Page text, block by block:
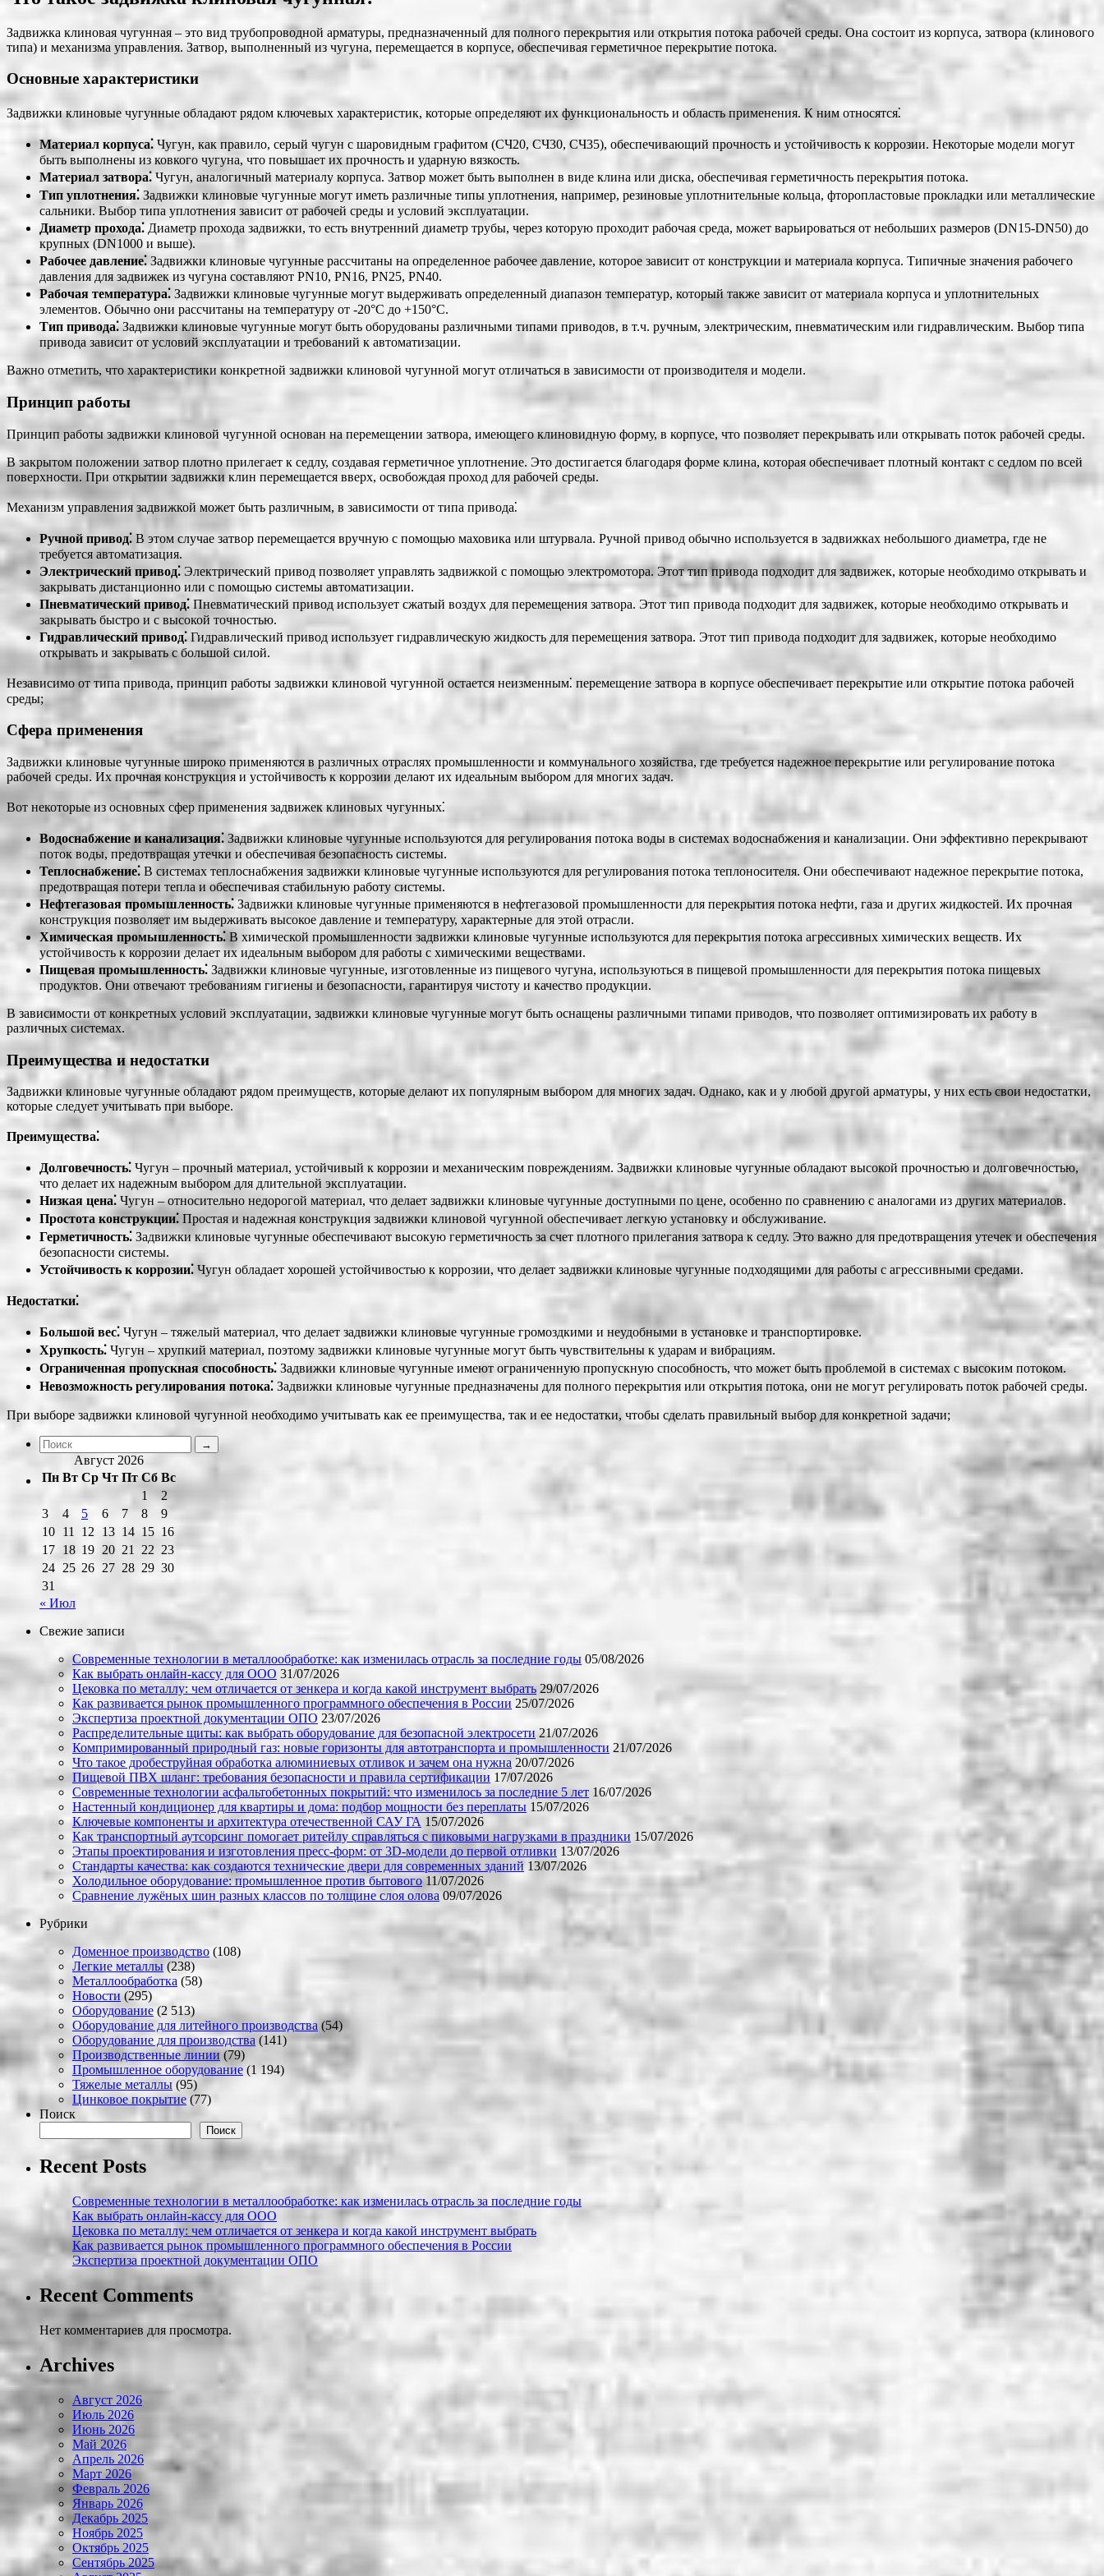
Задвижка клиновая чугунная – это вид трубопроводной арматуры, предназначенный для полного перекрытия или открытия потока рабочей среды. Она состоит из корпуса, затвора (клинового
типа) и механизма управления. Затвор, выполненный из чугуна, перемещается в корпусе, обеспечивая герметичное перекрытие потока.
Основные характеристики
Задвижки клиновые чугунные обладают рядом ключевых характеристик, которые определяют их функциональность и область применения. К ним относятся⁚
Материал корпуса⁚ Чугун, как правило, серый чугун с шаровидным графитом (СЧ20, СЧ30, СЧ35), обеспечивающий прочность и устойчивость к коррозии. Некоторые модели могут
быть выполнены из ковкого чугуна, что повышает их прочность и ударную вязкость.
Материал затвора⁚ Чугун, аналогичный материалу корпуса. Затвор может быть выполнен в виде клина или диска, обеспечивая герметичность перекрытия потока.
Тип уплотнения⁚ Задвижки клиновые чугунные могут иметь различные типы уплотнения, например, резиновые уплотнительные кольца, фторопластовые прокладки или металлические
сальники. Выбор типа уплотнения зависит от рабочей среды и условий эксплуатации.
Диаметр прохода⁚ Диаметр прохода задвижки, то есть внутренний диаметр трубы, через которую проходит рабочая среда, может варьироваться от небольших размеров (DN15-DN50) до
крупных (DN1000 и выше).
Рабочее давление⁚ Задвижки клиновые чугунные рассчитаны на определенное рабочее давление, которое зависит от конструкции и материала корпуса. Типичные значения рабочего
давления для задвижек из чугуна составляют PN10, PN16, PN25, PN40.
Рабочая температура⁚ Задвижки клиновые чугунные могут выдерживать определенный диапазон температур, который также зависит от материала корпуса и уплотнительных
элементов. Обычно они рассчитаны на температуру от -20°C до +150°C.
Тип привода⁚Задвижки клиновые чугунные могут быть оборудованы различными типами приводов, в т.ч. ручным, электрическим, пневматическим или гидравлическим. Выбор типа
привода зависит от условий эксплуатации и требований к автоматизации.
Важно отметить, что характеристики конкретной задвижки клиновой чугунной могут отличаться в зависимости от производителя и модели.
Принцип работы
Принцип работы задвижки клиновой чугунной основан на перемещении затвора, имеющего клиновидную форму, в корпусе, что позволяет перекрывать или открывать поток рабочей среды.
В закрытом положении затвор плотно прилегает к седлу, создавая герметичное уплотнение. Это достигается благодаря форме клина, которая обеспечивает плотный контакт с седлом по всей
поверхности. При открытии задвижки клин перемещается вверх, освобождая проход для рабочей среды.
Механизм управления задвижкой может быть различным, в зависимости от типа привода⁚
Ручной привод⁚ В этом случае затвор перемещается вручную с помощью маховика или штурвала. Ручной привод обычно используется в задвижках небольшого диаметра, где не
требуется автоматизация.
Электрический привод⁚ Электрический привод позволяет управлять задвижкой с помощью электромотора. Этот тип привода подходит для задвижек, которые необходимо открывать и
закрывать дистанционно или с помощью системы автоматизации.
Пневматический привод⁚ Пневматический привод использует сжатый воздух для перемещения затвора. Этот тип привода подходит для задвижек, которые необходимо открывать и
закрывать быстро и с высокой точностью.
Гидравлический привод⁚ Гидравлический привод использует гидравлическую жидкость для перемещения затвора. Этот тип привода подходит для задвижек, которые необходимо
открывать и закрывать с большой силой.
Независимо от типа привода, принцип работы задвижки клиновой чугунной остается неизменным⁚ перемещение затвора в корпусе обеспечивает перекрытие или открытие потока рабочей
среды;
Сфера применения
Задвижки клиновые чугунные широко применяются в различных отраслях промышленности и коммунального хозяйства, где требуется надежное перекрытие или регулирование потока
рабочей среды. Их прочная конструкция и устойчивость к коррозии делают их идеальным выбором для многих задач.
Вот некоторые из основных сфер применения задвижек клиновых чугунных⁚
Водоснабжение и канализация⁚ Задвижки клиновые чугунные используются для регулирования потока воды в системах водоснабжения и канализации. Они эффективно перекрывают
поток воды, предотвращая утечки и обеспечивая безопасность системы.
Теплоснабжение⁚ В системах теплоснабжения задвижки клиновые чугунные используются для регулирования потока теплоносителя. Они обеспечивают надежное перекрытие потока,
предотвращая потери тепла и обеспечивая стабильную работу системы.
Нефтегазовая промышленность⁚ Задвижки клиновые чугунные применяются в нефтегазовой промышленности для перекрытия потока нефти, газа и других жидкостей. Их прочная
конструкция позволяет им выдерживать высокое давление и температуру, характерные для этой отрасли.
Химическая промышленность⁚ В химической промышленности задвижки клиновые чугунные используются для перекрытия потока агрессивных химических веществ. Их
устойчивость к коррозии делает их идеальным выбором для работы с химическими веществами.
Пищевая промышленность⁚ Задвижки клиновые чугунные, изготовленные из пищевого чугуна, используються в пищевой промышленности для перекрытия потока пищевых
продуктов. Они отвечают требованиям гигиены и безопасности, гарантируя чистоту и качество продукции.
В зависимости от конкретных условий эксплуатации, задвижки клиновые чугунные могут быть оснащены различными типами приводов, что позволяет оптимизировать их работу в
различных системах.
Преимущества и недостатки
Задвижки клиновые чугунные обладают рядом преимуществ, которые делают их популярным выбором для многих задач. Однако, как и у любой другой арматуры, у них есть свои недостатки,
которые следует учитывать при выборе.
Преимущества⁚
Долговечность⁚ Чугун – прочный материал, устойчивый к коррозии и механическим повреждениям. Задвижки клиновые чугунные обладают высокой прочностью и долговечностью,
что делает их надежным выбором для длительной эксплуатации.
Низкая цена⁚ Чугун – относительно недорогой материал, что делает задвижки клиновые чугунные доступными по цене, особенно по сравнению с аналогами из других материалов.
Простота конструкции⁚ Простая и надежная конструкция задвижки клиновой чугунной обеспечивает легкую установку и обслуживание.
Герметичность⁚ Задвижки клиновые чугунные обеспечивают высокую герметичность за счет плотного прилегания затвора к седлу. Это важно для предотвращения утечек и обеспечения
безопасности системы.
Устойчивость к коррозии⁚ Чугун обладает хорошей устойчивостью к коррозии, что делает задвижки клиновые чугунные подходящими для работы с агрессивными средами.
Недостатки⁚
Большой вес⁚ Чугун – тяжелый материал, что делает задвижки клиновые чугунные громоздкими и неудобными в установке и транспортировке.
Хрупкость⁚ Чугун – хрупкий материал, поэтому задвижки клиновые чугунные могут быть чувствительны к ударам и вибрациям.
Ограниченная пропускная способность⁚ Задвижки клиновые чугунные имеют ограниченную пропускную способность, что может быть проблемой в системах с высоким потоком.
Невозможность регулирования потока⁚ Задвижки клиновые чугунные предназначены для полного перекрытия или открытия потока, они не могут регулировать поток рабочей среды.
При выборе задвижки клиновой чугунной необходимо учитывать как ее преимущества, так и ее недостатки, чтобы сделать правильный выбор для конкретной задачи;
Август 2026
Пн Вт Ср Чт Пт Сб Вс
1
2
3
4 5 6 7 8
9
10 11 12 13 14 15 16
17 18 19 20 21 22 23
24 25 26 27 28 29 30
31
« Июл
Свежие записи
Современные технологии в металлообработке: как изменилась отрасль за последние годы 05/08/2026
Как выбрать онлайн-кассу для ООО 31/07/2026
Цековка по металлу: чем отличается от зенкера и когда какой инструмент выбрать 29/07/2026
Как развивается рынок промышленного программного обеспечения в России 25/07/2026
Экспертиза проектной документации ОПО 23/07/2026
Распределительные щиты: как выбрать оборудование для безопасной электросети 21/07/2026
Компримированный природный газ: новые горизонты для автотранспорта и промышленности 21/07/2026
Что такое дробеструйная обработка алюминиевых отливок и зачем она нужна 20/07/2026
Пищевой ПВХ шланг: требования безопасности и правила сертификации 17/07/2026
Современные технологии асфальтобетонных покрытий: что изменилось за последние 5 лет 16/07/2026
Настенный кондиционер для квартиры и дома: подбор мощности без переплаты 15/07/2026
Ключевые компоненты и архитектура отечественной САУ ГА 15/07/2026
Как транспортный аутсорсинг помогает ритейлу справляться с пиковыми нагрузками в праздники 15/07/2026
Этапы проектирования и изготовления пресс-форм: от 3D-модели до первой отливки 13/07/2026
Стандарты качества: как создаются технические двери для современных зданий 13/07/2026
Холодильное оборудование: промышленное против бытового 11/07/2026
Сравнение лужёных шин разных классов по толщине слоя олова 09/07/2026
Рубрики
Доменное производство (108)
Легкие металлы (238)
Металлообработка (58)
Новости (295)
Оборудование (2 513)
Оборудование для литейного производства (54)
Оборудование для производства (141)
Производственные линии (79)
Промышленное оборудование (1 194)
Тяжелые металлы (95)
Цинковое покрытие (77)
Поиск
Поиск
Recent Posts
Современные технологии в металлообработке: как изменилась отрасль за последние годы
Как выбрать онлайн-кассу для ООО
Цековка по металлу: чем отличается от зенкера и когда какой инструмент выбрать
Как развивается рынок промышленного программного обеспечения в России
Экспертиза проектной документации ОПО
Recent Comments
Нет комментариев для просмотра.
Archives
Август 2026
Июль 2026
Июнь 2026
Май 2026
Апрель 2026
Март 2026
Февраль 2026
Январь 2026
Декабрь 2025
Ноябрь 2025
Октябрь 2025
Сентябрь 2025